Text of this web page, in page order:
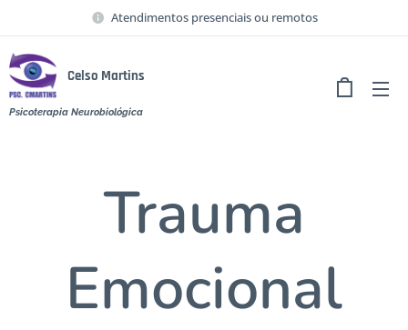
Atendimentos presenciais ou remotos
Celso Martins
Psicoterapia Neurobiológica
Trauma
Emocional